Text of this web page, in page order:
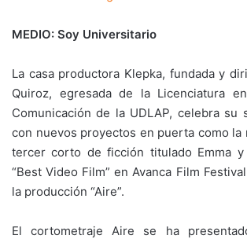
MEDIO: Soy Universitario
La casa productora Klepka, fundada y
Quiroz, egresada de la Licenciatura
Comunicación de la UDLAP, celebra su
con nuevos proyectos en puerta como la
tercer corto de ficción titulado Emma
“Best Video Film” en Avanca Film
la producción “Aire”.
El cortometraje Aire se ha